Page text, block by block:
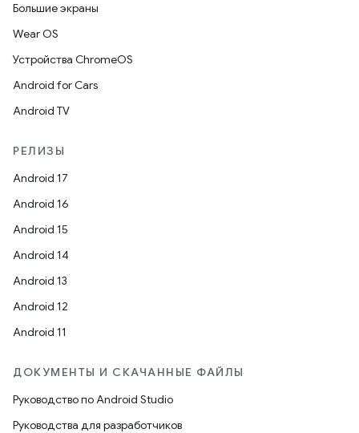
Большие экраны
Wear OS
Устройства ChromeOS
Android for Cars
Android TV
РЕЛИЗЫ
Android 17
Android 16
Android 15
Android 14
Android 13
Android 12
Android 11
ДОКУМЕНТЫ И СКАЧАННЫЕ ФАЙЛЫ
Руководство по Android Studio
Руководства для разработчиков